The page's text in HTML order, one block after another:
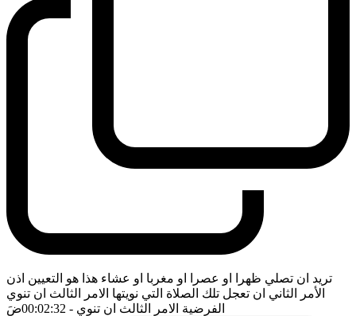
تريد ان تصلي ظهرا او عصرا او مغربا او عشاء هذا هو التعيين اذن
الأمر الثاني ان تعجل تلك الصلاة التي نويتها الامر الثالث ان تنوي
الفرضية الامر الثالث ان تنوي - 00:02:32 ضَ